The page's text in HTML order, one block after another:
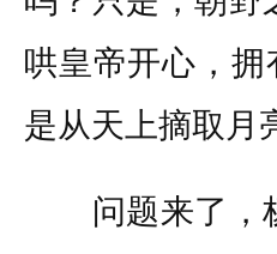
哄皇帝开心，拥
是从天上摘取月
问题来了，杨